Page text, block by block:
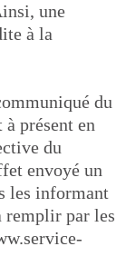
une
à la
du
présent en
du
envoyé un
les informant
remplir par les